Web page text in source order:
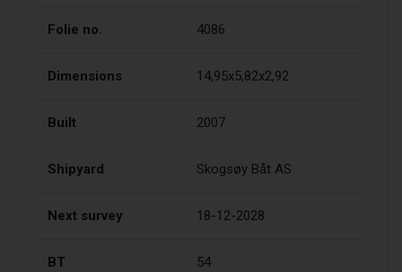
Folie no. 4086
Dimensions 14,95x5,82x2,92
Built 2007
Shipyard Skogsøy Båt AS
Next survey 18-12-2028
BT 54